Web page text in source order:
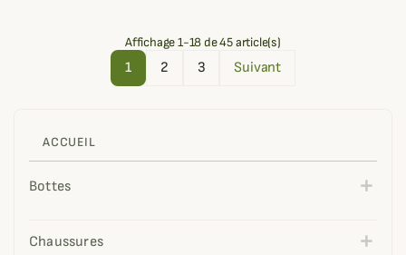
ACCUEIL
Bottes
Chaussures
Affichage 1-18 de 45 article(s)
1 2 3 Suivant